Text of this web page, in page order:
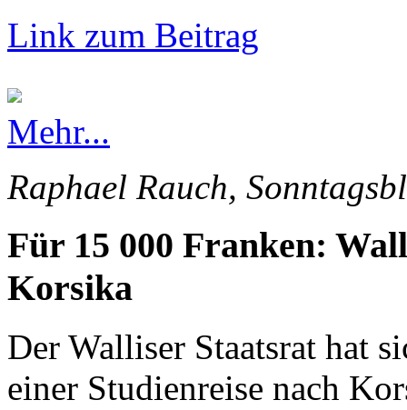
Link zum Beitrag
Mehr...
Raphael Rauch,
Für 15 000 Franken:
Korsika
Der Walliser Staatsrat hat
einer Studienreise nach